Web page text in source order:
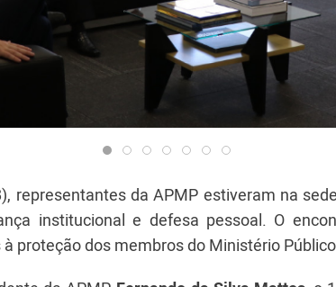
representantes da APMP estiveram na
institucional e defesa pessoal. O
proteção dos membros do Ministério